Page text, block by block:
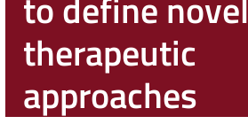
therapeutic
approaches